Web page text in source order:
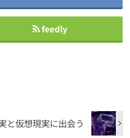
feedly
と仮想現実に出会う